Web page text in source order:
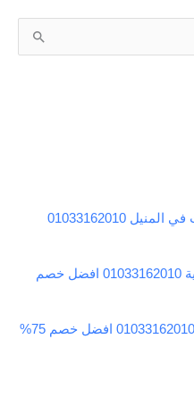
الشركة الالمانية لمكافحة الحشرات في المنيل 01033162010
شركة مكافحة حشرات في القطامية 01033162010 افضل خصم